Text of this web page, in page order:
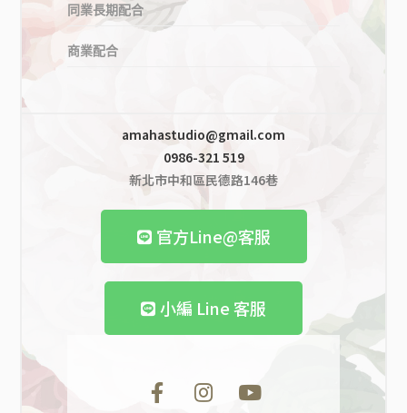
同業長期配合
商業配合
amahastudio@gmail.com
0986-321 519
新北市中和區民德路146巷
官方Line@客服
小編 Line 客服